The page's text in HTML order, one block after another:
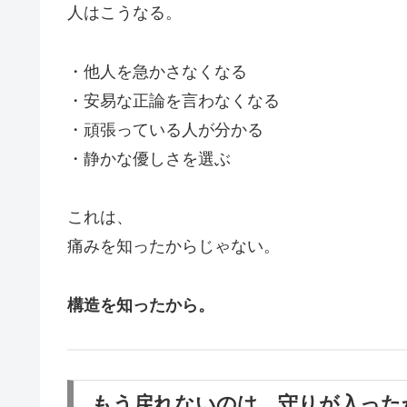
人はこうなる。
・他人を急かさなくなる
・安易な正論を言わなくなる
・頑張っている人が分かる
・静かな優しさを選ぶ
これは、
痛みを知ったからじゃない。
構造を知ったから。